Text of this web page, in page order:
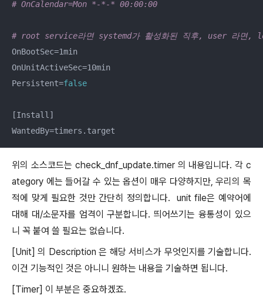
# OnCalendar=Mon *-*-* 00:00:00
# root service라면 systemd가 활성화된 직후, user 라면,
OnBootSec=1min
OnUnitActiveSec=10min
Persistent=false
[Install]
WantedBy=timers.target
위의 소스코드는 check_dnf_update.timer 의 내용입니다. 각 c
ategory 에는 들어갈 수 있는 옵션이 매우 다양하지만, 우리의 목
적에 맞게 필요한 것만 간단히 정의합니다. unit file은 예약어에
대해 대/소문자를 엄격이 구분합니다. 띄어쓰기는 융통성이 있으
니 꼭 붙여 쓸 필요는 없습니다.
[Unit] 의 Description 은 해당 서비스가 무엇인지를 기술합니다.
이건 기능적인 것은 아니니 원하는 내용을 기술하면 됩니다.
[Timer] 이 부분은 중요하겠죠.